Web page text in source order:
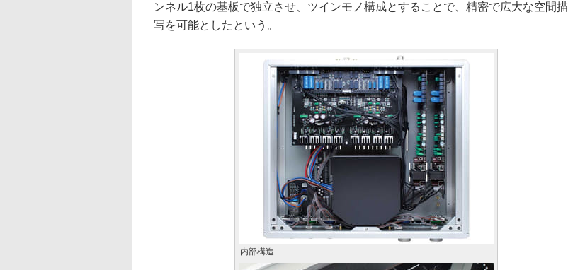
ンネル1枚の基板で独立させ、ツインモノ構成とすることで、精密で広大な空間描
写を可能としたという。
内部構造